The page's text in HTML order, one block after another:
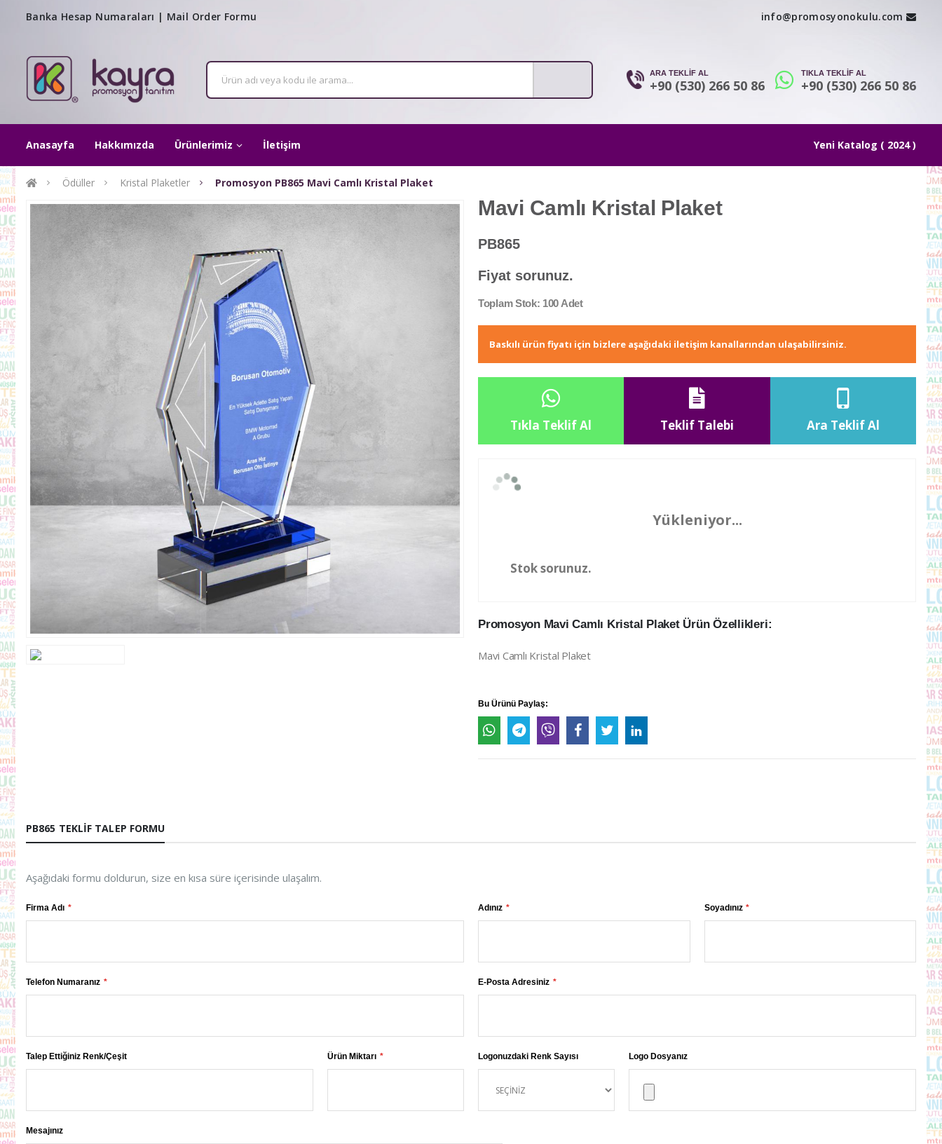
Banka Hesap Numaraları | Mail Order Formu info@promosyonokulu.com
ARA TEKLİF AL
+90 (530) 266 50 86
TIKLA TEKLİF AL
+90 (530) 266 50 86
Anasayfa Hakkımızda Ürünlerimiz İletişim Yeni Katalog ( 2024 )
Ödüller Kristal Plaketler Promosyon PB865 Mavi Camlı Kristal Plaket
Mavi Camlı Kristal Plaket
PB865
Fiyat sorunuz.
Toplam Stok: 100 Adet
Baskılı ürün fiyatı için bizlere aşağıdaki iletişim kanallarından ulaşabilirsiniz.
Tıkla Teklif Al Teklif Talebi Ara Teklif Al
Yükleniyor...
Stok sorunuz.
Promosyon Mavi Camlı Kristal Plaket Ürün Özellikleri:
Mavi Camlı Kristal Plaket
Bu Ürünü Paylaş:
PB865 TEKLIF TALEP FORMU
Aşağıdaki formu doldurun, size en kısa süre içerisinde ulaşalım.
Firma Adı Adınız Soyadınız
Telefon Numaranız E-Posta Adresiniz
Talep Ettiğiniz Renk/Çeşit Ürün Miktarı Logonuzdaki Renk Sayısı Logo Dosyanız
Mesajınız